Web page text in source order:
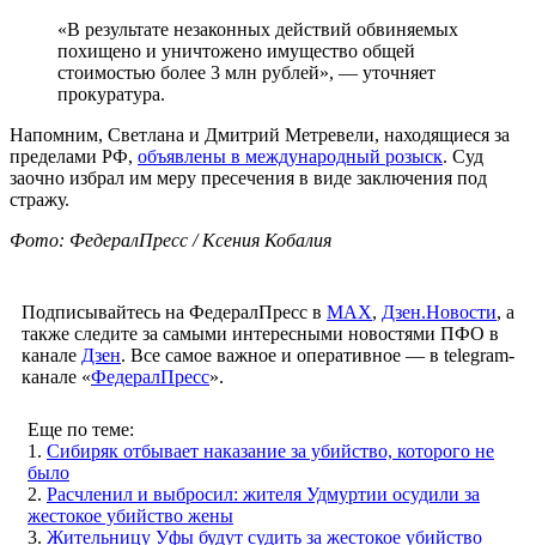
«В результате незаконных действий обвиняемых
похищено и уничтожено имущество общей
стоимостью более 3 млн рублей», — уточняет
прокуратура.
Напомним, Светлана и Дмитрий Метревели, находящиеся за
пределами РФ, объявлены в международный розыск. Суд
заочно избрал им меру пресечения в виде заключения под
стражу.
Фото: ФедералПресс / Ксения Кобалия
Подписывайтесь на ФедералПресс в МАХ, Дзен.Новости, а
также следите за самыми интересными новостями ПФО в
канале Дзен. Все самое важное и оперативное — в telegram-
канале «ФедералПресс».
Еще по теме:
1. Сибиряк отбывает наказание за убийство, которого не
было
2. Расчленил и выбросил: жителя Удмуртии осудили за
жестокое убийство жены
3. Жительницу Уфы будут судить за жестокое убийство